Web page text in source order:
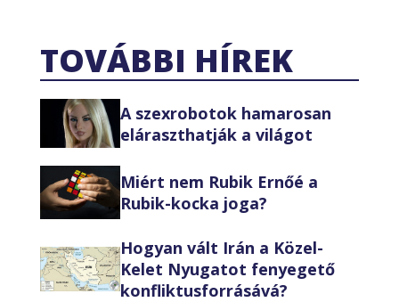
TOVÁBBI HÍREK
A szexrobotok hamarosan
eláraszthatják a világot
Miért nem Rubik Ernőé a
Rubik-kocka joga?
Hogyan vált Irán a Közel-
Kelet Nyugatot fenyegető
konfliktusforrásává?